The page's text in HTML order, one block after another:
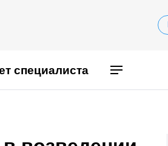
специалиста